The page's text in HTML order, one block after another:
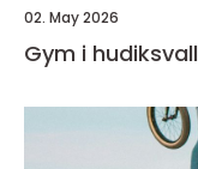
02. May 2026